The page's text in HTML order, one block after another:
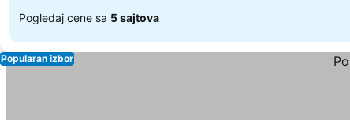
Pogledaj cene sa 5 sajtova
Popularan izbor